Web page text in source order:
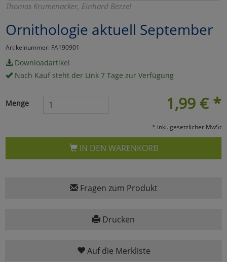
Thomas Krumenacker, Einhard Bezzel
Ornithologie aktuell September
Artikelnummer: FA190901
Downloadartikel
Nach Kauf steht der Link 7 Tage zur Verfügung
1,99 € *
Menge
* inkl. gesetzlicher MwSt
IN DEN WARENKORB
Fragen zum Produkt
Drucken
Auf die Merkliste
Umfragetools
zu Haupptseite